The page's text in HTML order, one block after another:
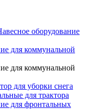
оборудование
для коммунальной
для коммунальной
для уборки снега
для трактора
для фронтальных